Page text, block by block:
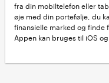
fra din mobiltelefon eller
øje med din portefølje, du
finansielle marked og
Appen kan bruges til iOS